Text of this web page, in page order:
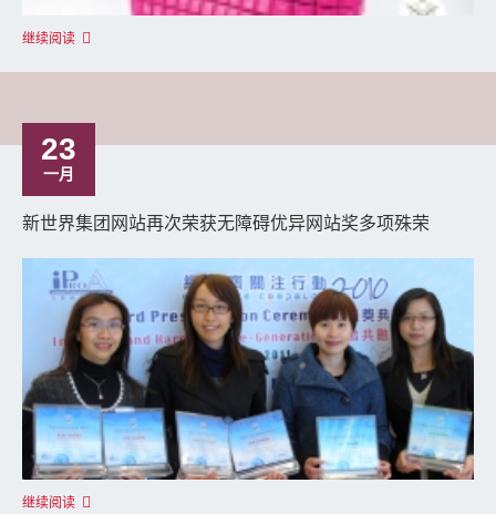
继续阅读
23
一月
新世界集团网站再次荣获无障碍优异网站奖多项殊荣
继续阅读